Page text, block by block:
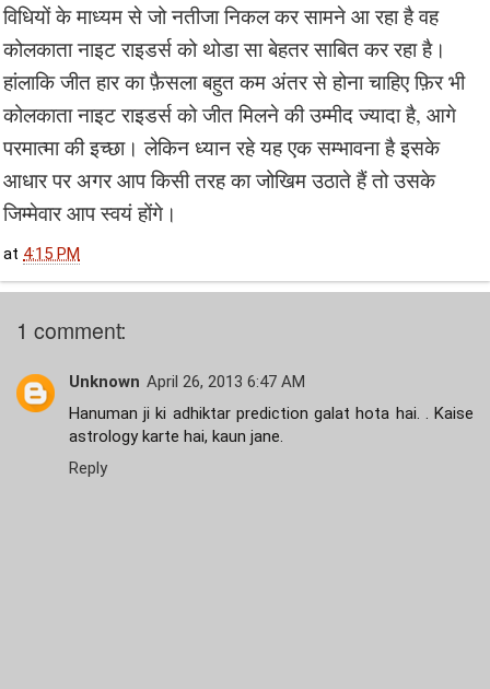
विधियों के माध्यम से जो नतीजा निकल कर सामने आ रहा है वह
कोलकाता नाइट राइडर्स को थोडा सा बेहतर साबित कर रहा है।
हांलाकि जीत हार का फ़ैसला बहुत कम अंतर से होना चाहिए फ़िर भी
कोलकाता नाइट राइडर्स को जीत मिलने की उम्मीद ज्यादा है, आगे
परमात्मा की इच्छा। लेकिन ध्यान रहे यह एक सम्भावना है इसके
आधार पर अगर आप किसी तरह का जोखिम उठाते हैं तो उसके
जिम्मेवार आप स्वयं होंगे।
at 4:15 PM
1 comment:
Unknown April 26, 2013 6:47 AM
Hanuman ji ki adhiktar prediction galat hota hai. . Kaise
astrology karte hai, kaun jane.
Reply